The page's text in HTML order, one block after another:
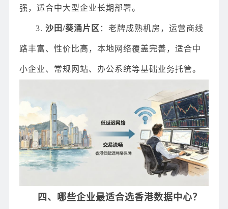
强，适合中大型企业长期部署。
3. 沙田/葵涌片区 ：老牌成熟机房，运营商线
路丰富、性价比高，本地网络覆盖完善，适合中
小企业、常规网站、办公系统等基础业务托管。
四、哪些企业最适合选香港数据中心？